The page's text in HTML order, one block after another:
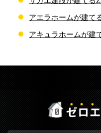
アエラホームが建て
アキュラホームが建